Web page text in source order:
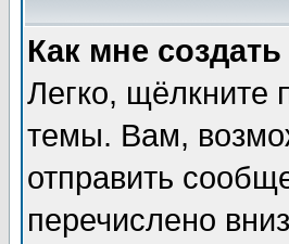
Как мне
Легко, щёлкните
темы. Вам,
отправить
перечислено